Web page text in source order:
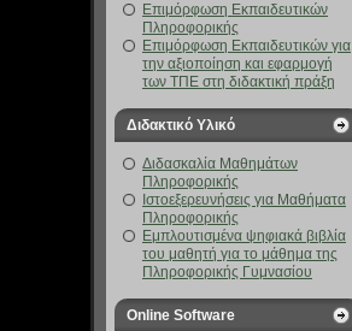
Επιμόρφωση Εκπαιδευτικών
Πληροφορικής
Επιμόρφωση Εκπαιδευτικών για
την αξιοποίηση και εφαρμογή
των ΤΠΕ στη διδακτική πράξη
Διδακτικό Υλικό
Διδασκαλία Μαθημάτων
Πληροφορικής
Ιστοεξερευνήσεις για Μαθήματα
Πληροφορικής
Eμπλουτισμένα ψηφιακά βιβλία
του μαθητή για το μάθημα της
Πληροφορικής Γυμνασίου
Online Software